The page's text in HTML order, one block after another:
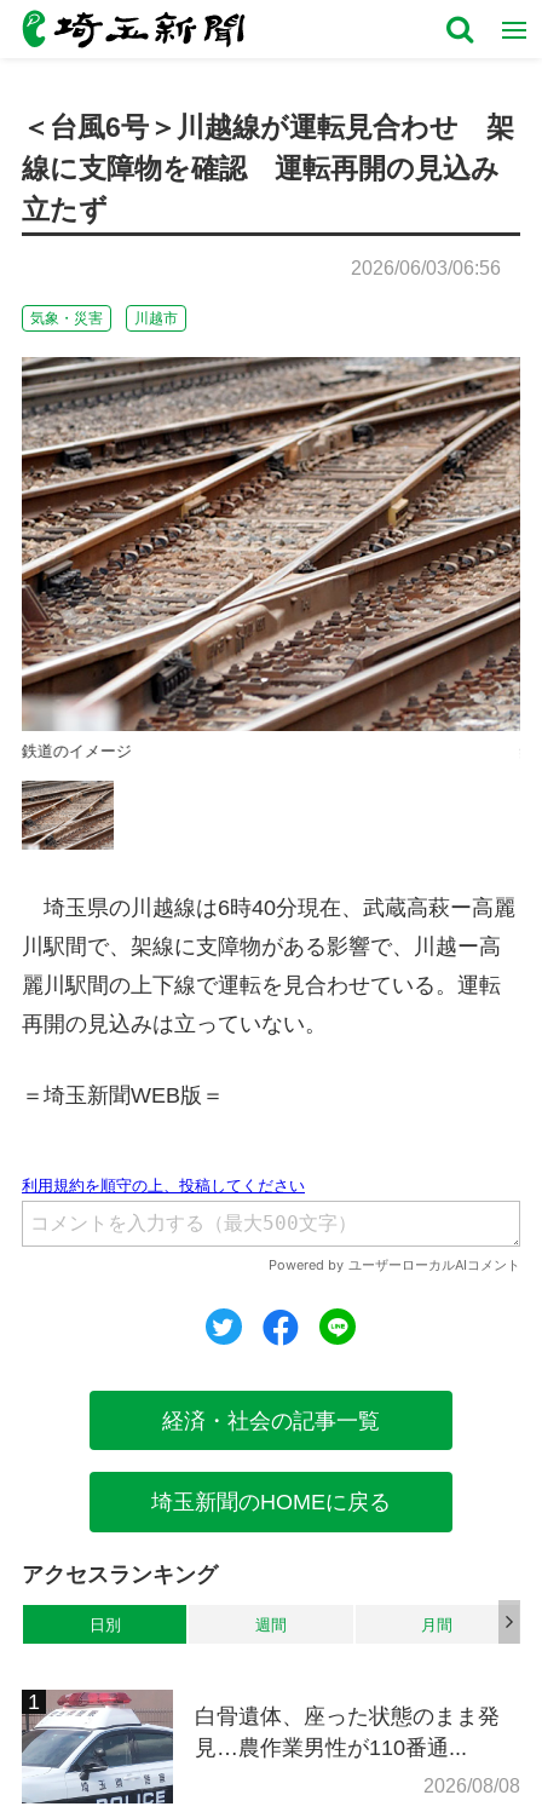
＜台風6号＞川越線が運転見合わせ 架
線に支障物を確認 運転再開の見込み
立たず
2026/06/03/06:56
気象・災害 川越市
鉄道のイメージ
埼玉県の川越線は6時40分現在、武蔵高萩ー高麗
川駅間で、架線に支障物がある影響で、川越ー高
麗川駅間の上下線で運転を見合わせている。運転
再開の見込みは立っていない。
＝埼玉新聞WEB版＝
ツイートシェア
経済・社会の記事一覧
埼玉新聞のHOMEに戻る
アクセスランキング
日別 週間 月間
白骨遺体、座った状態のまま発
見…農作業男性が110番通...
2026/08/08